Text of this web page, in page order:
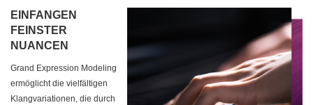
EINFANGEN
FEINSTER
NUANCEN
Grand Expression Modeling
ermöglicht die vielfältigen
Klangvariationen, die durch